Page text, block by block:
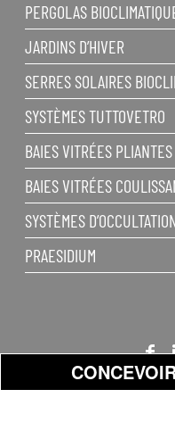
PERGOLAS
JARDINS D’HIVER
SERRES SOLAIRES
SYSTÈMES TUTTOVETRO
BAIES VITRÉES PLIANTES
BAIES VITRÉES
SYSTÈMES
PRAESIDIUM